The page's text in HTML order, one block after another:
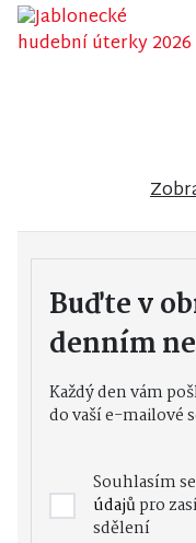
Buďte v
denním
Každý den vám
do vaší e-mailové
Souhlasím se
údajůpro
sdělení